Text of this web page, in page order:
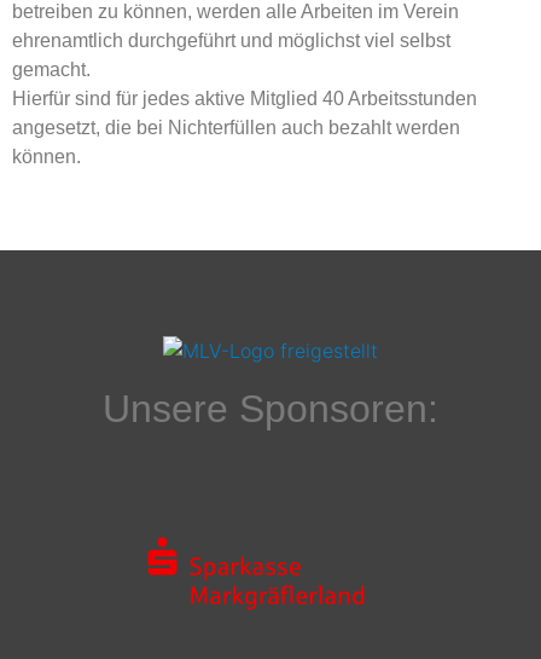
betreiben zu können, werden alle Arbeiten im Verein
ehrenamtlich durchgeführt und möglichst viel selbst
gemacht.
Hierfür sind für jedes aktive Mitglied 40 Arbeitsstunden
angesetzt, die bei Nichterfüllen auch bezahlt werden
können.
Unsere Sponsoren: